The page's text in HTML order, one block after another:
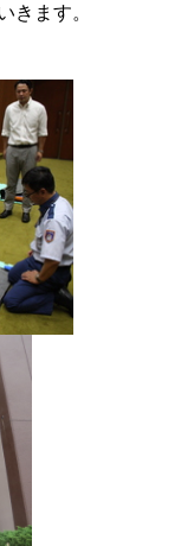
きます。